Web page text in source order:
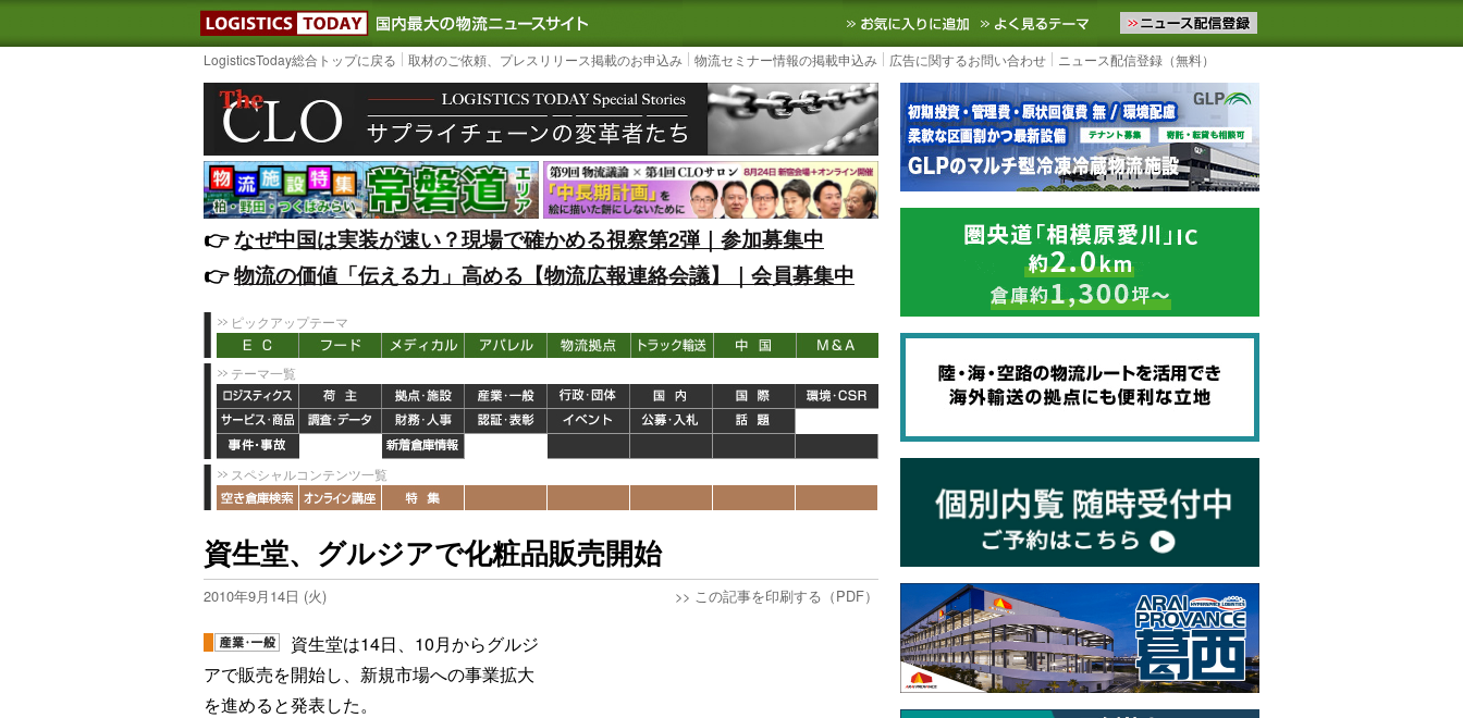
LOGISTICS TODAY｜国内最大の物流ニュースサイト3PL, SCMなど国内外の最新の物流ニュースをお届けします。物流ニュースメール配信を登録す
お気に入りに追加 よく見るテーマ
LogisticsToday総合トップに戻る 取材のご依頼、プレスリリース掲載のお申込み 物流セミナー情報の掲載申込み 広告に関するお問い合わせ ニュース配信登録（無料）
👉️なぜ中国は実装が速い？現場で確かめる視察第2弾｜参加募集中
👉️物流の価値「伝える力」高める【物流広報連絡会議】｜会員募集中
ピックアップテーマ
テーマ一覧
スペシャルコンテンツ一覧
資生堂、グルジアで化粧品販売開始
2010年9月14日 (火) >> この記事を印刷する（PDF）
資生堂は14日、10月からグルジ
アで販売を開始し、新規市場への事業拡大
を進めると発表した。